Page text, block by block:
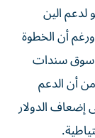
الين
أن الخطوة
سوق سندات
أن الدعم
إضعاف الدولار